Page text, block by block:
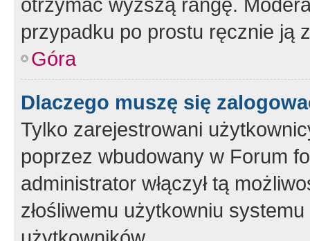
przypadku po prostu ręcznie ją
Góra
Dlaczego muszę się
Tylko zarejestrowani
poprzez wbudowany w Forum
administrator włączył tą
złośliwemu użytkowniu